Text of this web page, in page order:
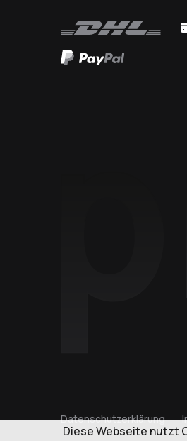
Datenschutzerklärung
Diese Webseite nutzt